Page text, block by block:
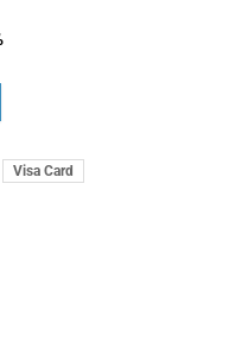
Visa Card